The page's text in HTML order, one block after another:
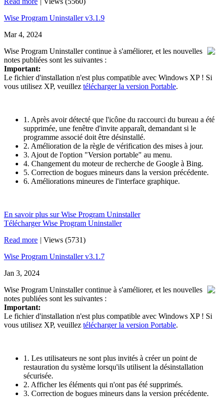
Wise Program Uninstaller v3.1.9
Mar 4, 2024
Wise Program Uninstaller continue à s'améliorer, et les nouvelles
notes publiées sont les suivantes :
Important:
Le fichier d'installation n'est plus compatible avec Windows XP ! Si
vous utilisez XP, veuillez télécharger la version Portable.
1. Après avoir détecté que l'icône du raccourci du bureau a été
supprimée, une fenêtre d'invite apparaît, demandant si le
programme associé doit être désinstallé.
2. Amélioration de la règle de vérification des mises à jour.
3. Ajout de l'option "Version portable" au menu.
4. Changement du moteur de recherche de Google à Bing.
5. Correction de bogues mineurs dans la version précédente.
6. Améliorations mineures de l'interface graphique.
En savoir plus sur Wise Program Uninstaller
Télécharger Wise Program Uninstaller
Read more | Views (5731)
Wise Program Uninstaller v3.1.7
Jan 3, 2024
Wise Program Uninstaller continue à s'améliorer, et les nouvelles
notes publiées sont les suivantes :
Important:
Le fichier d'installation n'est plus compatible avec Windows XP ! Si
vous utilisez XP, veuillez télécharger la version Portable.
1. Les utilisateurs ne sont plus invités à créer un point de
restauration du système lorsqu'ils utilisent la désinstallation
sécurisée.
2. Afficher les éléments qui n'ont pas été supprimés.
3. Correction de bogues mineurs dans la version précédente.